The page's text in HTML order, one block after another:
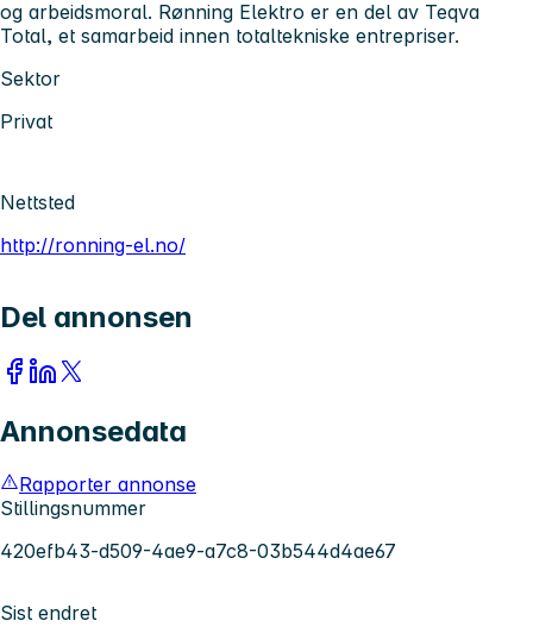
og arbeidsmoral. Rønning Elektro er en del av Teqva
Total, et samarbeid innen totaltekniske entrepriser.
Sektor
Privat
Nettsted
http://ronning-el.no/
Del annonsen
Annonsedata
Rapporter annonse
Stillingsnummer
420efb43-d509-4ae9-a7c8-03b544d4ae67
Sist endret